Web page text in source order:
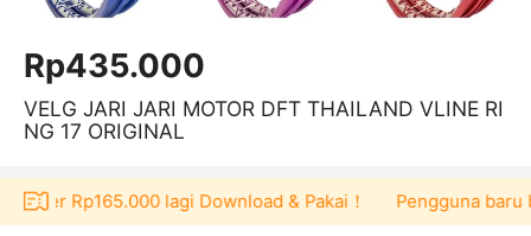
Rp435.000
VELG JARI JARI MOTOR DFT THAILAND VLINE RI
NG 17 ORIGINAL
Rp165.000 lagi Download & Pakai！ Pengguna baru